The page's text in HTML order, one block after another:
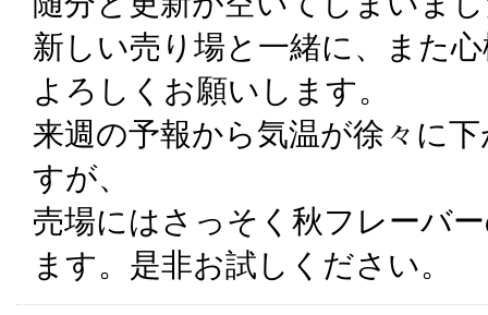
新しい売り場と一緒に、また
よろしくお願いします。
来週の予報から気温が徐々に
すが、
売場にはさっそく秋フレーバ
ます。是非お試しください。